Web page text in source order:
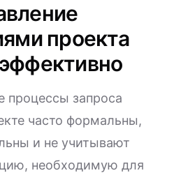
проекта
процессы запроса
часто формальны,
и не учитывают
необходимую для